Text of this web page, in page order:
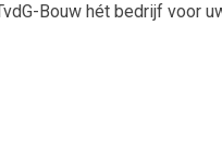
Bouw hét bedrijf voor